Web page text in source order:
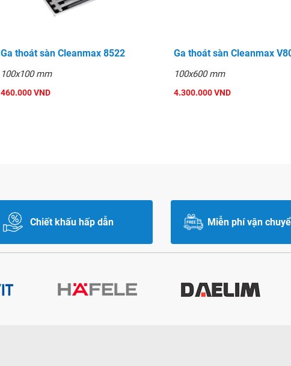
Ga thoát sàn Cleanmax 8522
100x100 mm
460.000 VND
Ga thoát sàn Cleanmax
100x600 mm
4.300.000 VND
Chiết khấu hấp dẫn Miễn phí vận